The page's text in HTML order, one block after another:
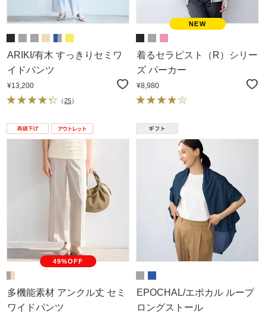
ARIKI/有木 すっきりセミワ
イドパンツ
¥13,200
（25）
着るセラピスト（R）シリー
ズ パーカー
¥8,980
49%OFF
多機能素材 アンクル丈 セミ
ワイドパンツ
EPOCHAL/エポカル ループ
ロングストール